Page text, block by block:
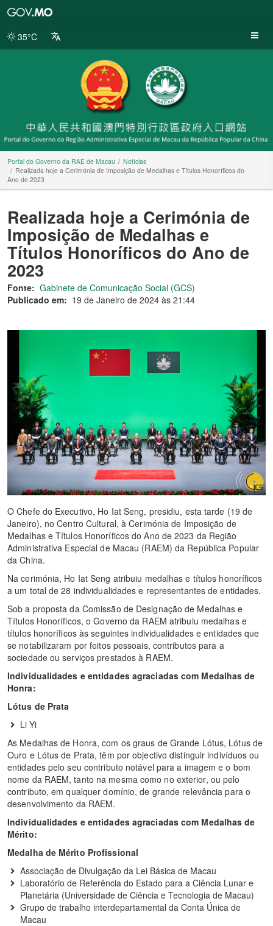
da
35°C
Portal do Governo da RAE de Macau
Notícias
Realizada hoje a Cerimónia de Imposição de Medalhas e Títulos Honoríficos do
Ano de 2023
Realizada hoje a Cerimónia de
Imposição de Medalhas e
Títulos Honoríficos do Ano de
2023
Fonte: Gabinete de Comunicação Social (GCS)
Publicado em: 19 de Janeiro de 2024 às 21:44
O Chefe do Executivo, Ho Iat Seng, presidiu, esta tarde (19 de
Janeiro), no Centro Cultural, à Cerimónia de Imposição de
Medalhas e Títulos Honoríficos do Ano de 2023 da Região
Administrativa Especial de Macau (RAEM) da República Popular
da China.
Na cerimónia, Ho Iat Seng atribuiu medalhas e títulos honoríficos
a um total de 28 individualidades e representantes de entidades.
Sob a proposta da Comissão de Designação de Medalhas e
Títulos Honoríficos, o Governo da RAEM atribuiu medalhas e
títulos honoríficos às seguintes individualidades e entidades que
se notabilizaram por feitos pessoais, contributos para a
sociedade ou serviços prestados à RAEM.
Individualidades e entidades agraciadas com Medalhas de
Honra:
Lótus de Prata
Li Yi
As Medalhas de Honra, com os graus de Grande Lótus, Lótus de
Ouro e Lótus de Prata, têm por objectivo distinguir indivíduos ou
entidades pelo seu contributo notável para a imagem e o bom
nome da RAEM, tanto na mesma como no exterior, ou pelo
contributo, em qualquer domínio, de grande relevância para o
desenvolvimento da RAEM.
Individualidades e entidades agraciadas com Medalhas de
Mérito:
Medalha de Mérito Profissional
Associação de Divulgação da Lei Básica de Macau
Laboratório de Referência do Estado para a Ciência Lunar e
Planetária (Universidade de Ciência e Tecnologia de Macau)
Grupo de trabalho interdepartamental da Conta Única de
Macau